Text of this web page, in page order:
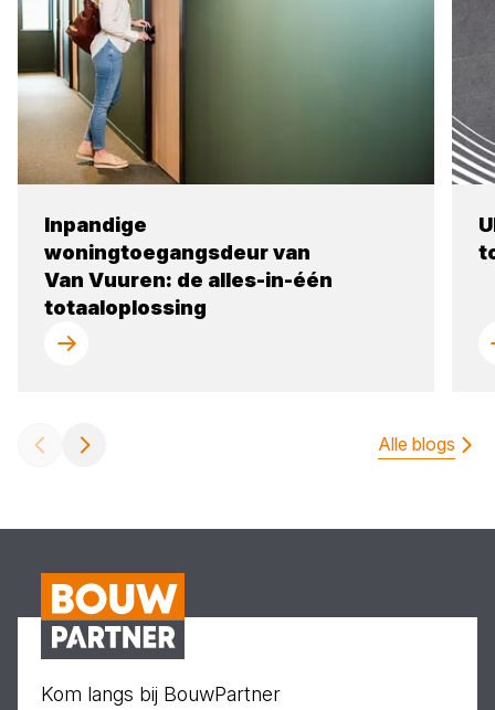
Inpandige
woningtoegangsdeur van
Van Vuuren: de alles-in-één
totaaloplossing
Alle blogs
Kom langs bij BouwPartner